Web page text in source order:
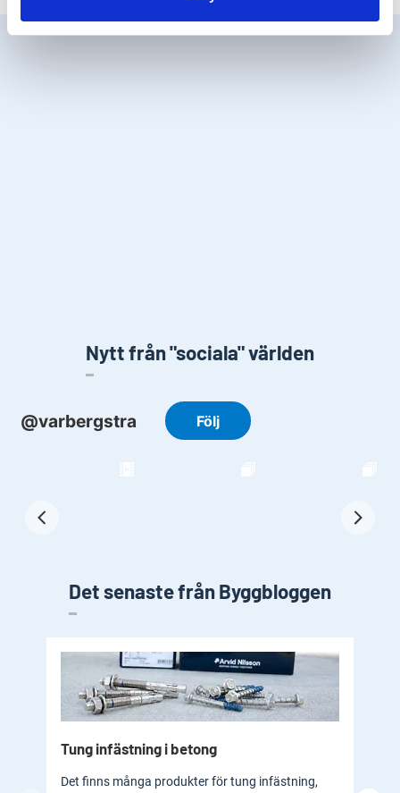
Nytt från "sociala" världen
Det senaste från Byggbloggen
Tung infästning i betong
Det finns många produkter för tung infästning,